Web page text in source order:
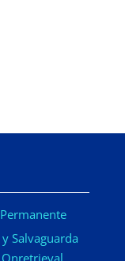
Salvaguarda